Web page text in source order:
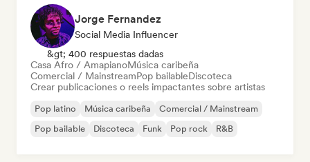
Jorge Fernandez
Social Media Influencer
&gt; 400 respuestas dadas
Casa Afro / AmapianoMúsica caribeña
Comercial / MainstreamPop bailableDiscoteca
Crear publicaciones o reels impactantes sobre artistas
Pop latino Música caribeña
Comercial / Mainstream
Pop bailable
Discoteca Funk Pop rock R&B